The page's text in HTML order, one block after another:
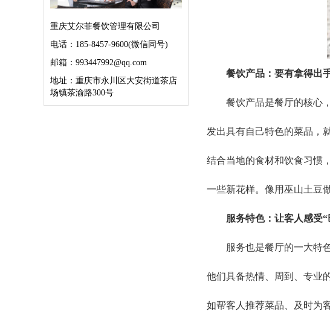
重庆艾尔菲餐饮管理有限公司
电话：185-8457-9600(微信同号)
邮箱：993447992@qq.com
地址：重庆市永川区大安街道茶店
场镇茶渝路300号
餐饮产品：要有拿得出
餐饮产品是餐厅的核心
发出具有自己特色的菜品，
结合当地的食材和饮食习惯
一些新花样。像用巫山土豆
服务特色：让客人感受
服务也是餐厅的一大特
他们具备热情、周到、专业
如帮客人推荐菜品、及时为